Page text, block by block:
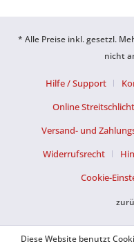
* Alle Preise inkl. gesetzl.
nicht
Hilfe / Support
Online
Versand- und
Widerrufsrecht
Cookie-
Diese Website benutzt